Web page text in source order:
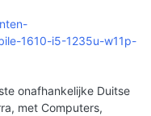
1610-i5-1235u-w11p-
onafhankelijke Duitse
met Computers,